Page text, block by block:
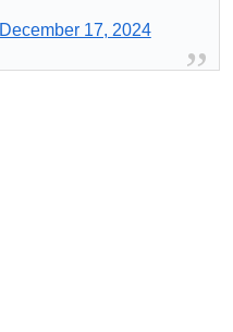
December 17, 2024